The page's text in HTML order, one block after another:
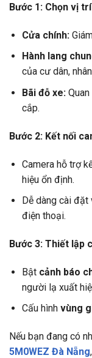
Bước 1: Chọn vị
Cửa chính:
Hành lang
của cư dân,
Bãi đỗ xe:Quan
cắp.
Bước 2: Kết nối
Camera hỗ trợ
hiệu ổn định.
Dễ dàng cài đặt
điện thoại.
Bước 3: Thiết lập
Bật cảnh báo
người lạ xuất
Cấu hình vùng
Nếu bạn đang có
5M0WEZ Đà Nẵng